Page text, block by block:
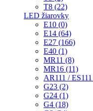
T8 (22)
LED žiarovky
E10 (0)
E14 (64)
E27 (166)
E40 (1)
MR11 (8)
MR16 (11)
AR111 /
G23 (2)
G24 (1)
G4 (18)